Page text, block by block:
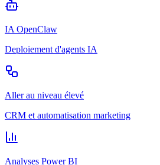
IA OpenClaw
Deploiement d'agents IA
Aller au niveau élevé
CRM et automatisation marketing
Analyses Power BI